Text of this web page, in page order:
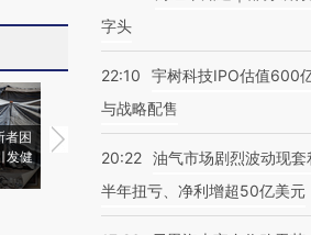
者困
发健
视线｜HYROX的吸金
术：是什么让中产们甘
马航飞行员跨
粒摇头丸 尿
字头
22:10
宇树科技IPO估值600
与战略配售
20:22 油气市场剧烈波动现套
半年扭亏、净利增超50亿美元